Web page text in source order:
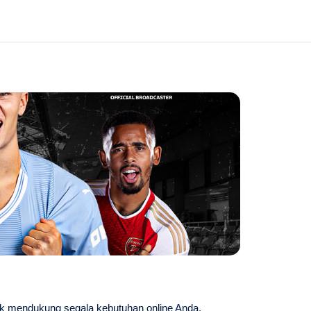
segala kebutuhan online Anda.